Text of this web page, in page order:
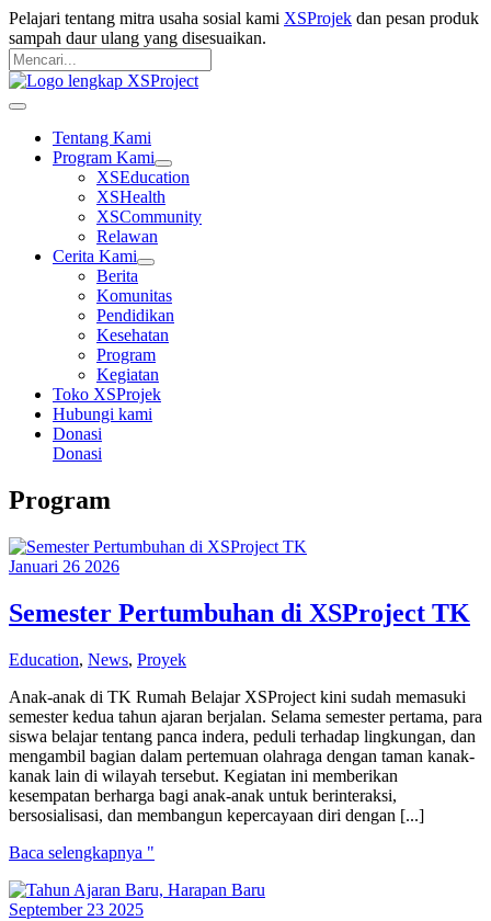
Langsung
ke
konten
Pelajari tentang mitra usaha sosial kami XSProjek dan pesan produk
sampah daur ulang yang disesuaikan.
Pencarian
untuk:
Mencari
Main
Tentang Kami
Program Kami
XSEducation
XSHealth
XSCommunity
Relawan
Cerita Kami
Berita
Komunitas
Pendidikan
Kesehatan
Program
Kegiatan
Toko XSProjek
Hubungi kami
Donasi
Donasi
Program
Januari 26 2026
Semester Pertumbuhan di XSProject TK
Education, News, Proyek
Anak-anak di TK Rumah Belajar XSProject kini sudah memasuki
semester kedua tahun ajaran berjalan. Selama semester pertama, para
siswa belajar tentang panca indera, peduli terhadap lingkungan, dan
mengambil bagian dalam pertemuan olahraga dengan taman kanak-
kanak lain di wilayah tersebut. Kegiatan ini memberikan
kesempatan berharga bagi anak-anak untuk berinteraksi,
bersosialisasi, dan membangun kepercayaan diri dengan [...]
Semester
di
XSProject
Baca selengkapnya "
September 23 2025